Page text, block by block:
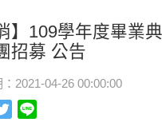
】109學年度畢業
招募 公告
2021-04-26 00:00:00